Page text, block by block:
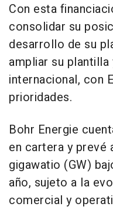
Con esta
consolidar su
desarrollo de su
ampliar su
internacional, con
prioridades.
Bohr Energie
en cartera y prevé
gigawatio (GW)
año, sujeto a la
comercial y